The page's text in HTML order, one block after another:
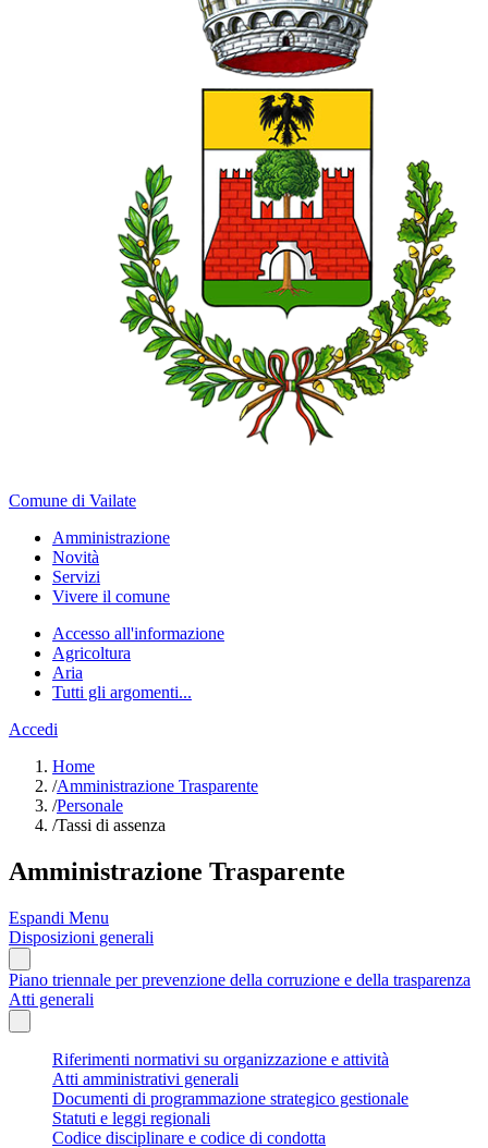
Comune di Vailate
Amministrazione
Novità
Servizi
Vivere il comune
Accesso all'informazione
Agricoltura
Aria
Tutti gli argomenti...
Accedi
Home
/Amministrazione Trasparente
/Personale
/Tassi di assenza
Amministrazione Trasparente
Espandi Menu
Disposizioni generali
Piano triennale per prevenzione della corruzione e della trasparenza
Atti generali
Riferimenti normativi su organizzazione e attività
Atti amministrativi generali
Documenti di programmazione strategico gestionale
Statuti e leggi regionali
Codice disciplinare e codice di condotta